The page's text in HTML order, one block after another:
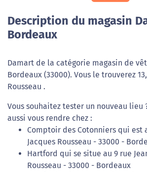
Description du magasin
Bordeaux
Damart de la catégorie magasin de
Bordeaux (33000). Vous le trouverez
Rousseau .
Vous souhaitez tester un nouveau lieu
aussi vous rendre chez :
Comptoir des Cotonniers qui est
Jacques Rousseau - 33000 -
Hartford qui se situe au 9 rue
Rousseau - 33000 - Bordeaux